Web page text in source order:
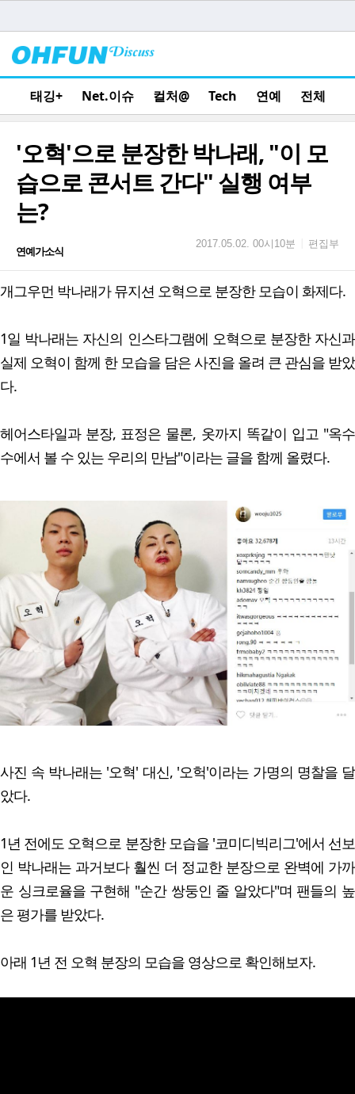
태깅+ Net.이슈 컬처@ Tech 연예 전체
'오혁'으로 분장한 박나래, "이 모
습으로 콘서트 간다" 실행 여부
는?
연예가소식
2017.05.02. 00시10분 편집부
개그우먼 박나래가 뮤지션 오혁으로 분장한 모습이 화제다.
1일 박나래는 자신의 인스타그램에 오혁으로 분장한 자신과
실제 오혁이 함께 한 모습을 담은 사진을 올려 큰 관심을 받았
다.
헤어스타일과 분장, 표정은 물론, 옷까지 똑같이 입고 "옥수
수에서 볼 수 있는 우리의 만남"이라는 글을 함께 올렸다.
사진 속 박나래는 '오혁' 대신, '오헉'이라는 가명의 명찰을 달
았다.
1년 전에도 오혁으로 분장한 모습을 '코미디빅리그'에서 선보
인 박나래는 과거보다 훨씬 더 정교한 분장으로 완벽에 가까
운 싱크로율을 구현해 "순간 쌍둥인 줄 알았다"며 팬들의 높
은 평가를 받았다.
아래 1년 전 오혁 분장의 모습을 영상으로 확인해보자.